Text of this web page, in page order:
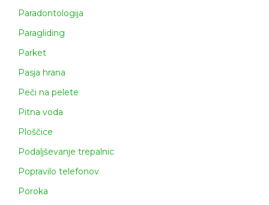
Paradontologija
Paragliding
Parket
Pasja hrana
Peči na pelete
Pitna voda
Ploščice
Podaljševanje trepalnic
Popravilo telefonov
Poroka